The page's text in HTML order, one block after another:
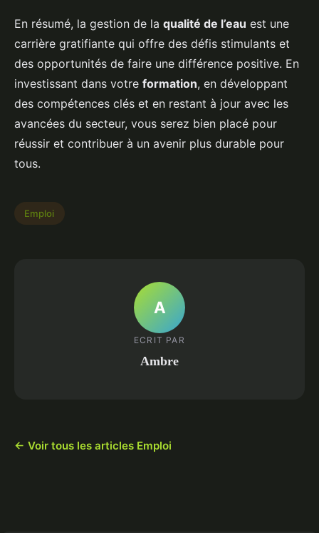
En résumé, la gestion de la qualité de l’eau est une
carrière gratifiante qui offre des défis stimulants et
des opportunités de faire une différence positive. En
investissant dans votre formation, en développant
des compétences clés et en restant à jour avec les
avancées du secteur, vous serez bien placé pour
réussir et contribuer à un avenir plus durable pour
tous.
Emploi
A
ECRIT PAR
Ambre
← Voir tous les articles Emploi